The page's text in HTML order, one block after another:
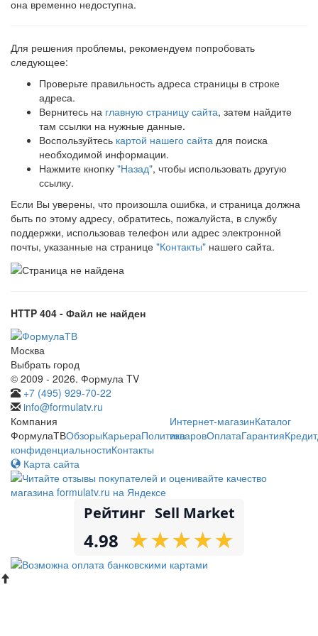
она временно недоступна.
Для решения проблемы, рекомендуем попробовать
следующее:
Проверьте правильность адреса страницы в строке
адреса.
Вернитесь на главную страницу сайта, затем найдите
там ссылки на нужные данные.
Воспользуйтесь картой нашего сайта для поиска
необходимой информации.
Нажмите кнопку "Назад", чтобы использовать другую
ссылку.
Если Вы уверены, что произошла ошибка, и страница должна
быть по этому адресу, обратитесь, пожалуйста, в службу
поддержки, использовав телефон или адрес электронной
почты, указанные на странице "Контакты" нашего сайта.
HTTP 404 - Файл не найден
Москва
Выбрать город
© 2009 - 2026. Формула TV
+7 (495) 929-70-22
info@formulatv.ru
Компания
ФормулаТВОбзорыКарьераПолитика
конфиденциальностиКонтакты
Интернет-магазинКаталог
товаровОплатаГарантияКредит
Карта сайта
Рейтинг Sell Market
4.98 ★
★★
★★
★★
★★
★